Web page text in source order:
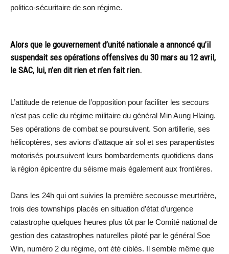
politico-sécuritaire de son régime.
Alors que le gouvernement d’unité nationale a annoncé qu’il
suspendait ses opérations offensives du 30 mars au 12 avril,
le SAC, lui, n’en dit rien et n’en fait rien.
L’attitude de retenue de l’opposition pour faciliter les secours
n’est pas celle du régime militaire du général Min Aung Hlaing.
Ses opérations de combat se poursuivent. Son artillerie, ses
hélicoptères, ses avions d’attaque air sol et ses parapentistes
motorisés poursuivent leurs bombardements quotidiens dans
la région épicentre du séisme mais également aux frontières.
Dans les 24h qui ont suivies la première secousse meurtrière,
trois des townships placés en situation d’état d’urgence
catastrophe quelques heures plus tôt par le Comité national de
gestion des catastrophes naturelles piloté par le général Soe
Win, numéro 2 du régime, ont été ciblés. Il semble même que